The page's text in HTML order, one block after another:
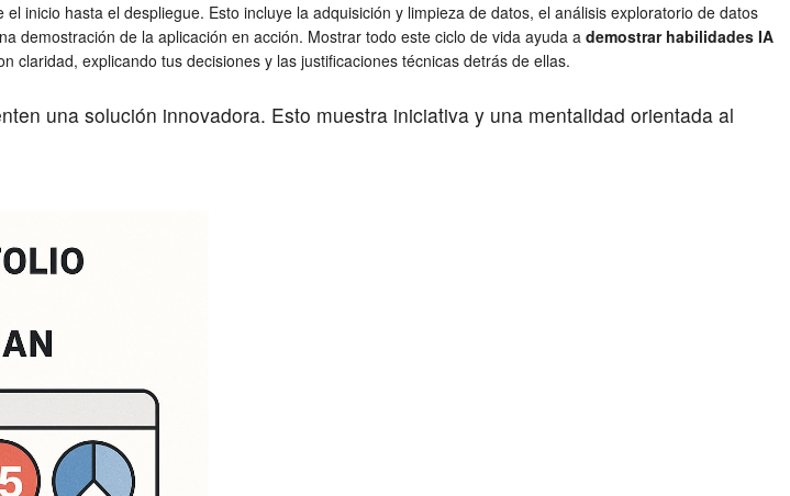
inicio hasta el despliegue. Esto incluye la adquisición y limpieza de datos, el análisis exploratorio de datos
demostración de la aplicación en acción. Mostrar todo este ciclo de vida ayuda a demostrar habilidades IA
explicando tus decisiones y las justificaciones técnicas detrás de ellas.
una solución innovadora. Esto muestra iniciativa y una mentalidad orientada al